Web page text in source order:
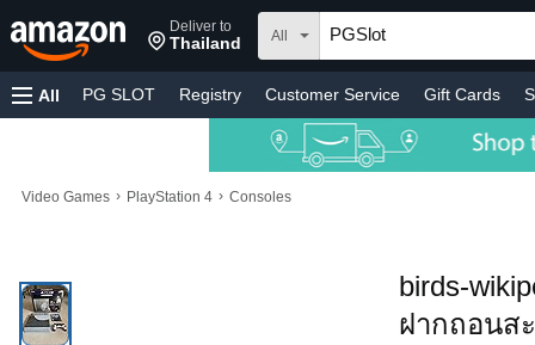
Deliver to
Thailand All
All PG SLOT Registry Customer Service Gift Cards
Video Games › PlayStation 4 › Consoles
birds-
ฝากถอนส